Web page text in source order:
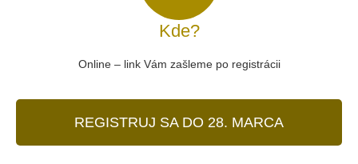
Kde?
Online – link Vám zašleme po registrácii
REGISTRUJ SA DO 28. MARCA